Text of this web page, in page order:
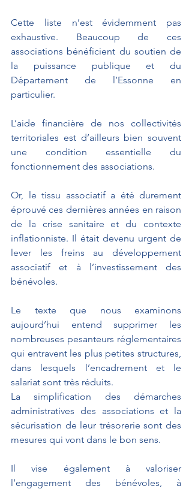
Cette liste n’est évidemment pas
exhaustive. Beaucoup de ces
associations bénéficient du soutien de
la puissance publique et du
Département de l’Essonne en
particulier.
L’aide financière de nos collectivités
territoriales est d’ailleurs bien souvent
une condition essentielle du
fonctionnement des associations.
Or, le tissu associatif a été durement
éprouvé ces dernières années en raison
de la crise sanitaire et du contexte
inflationniste. Il était devenu urgent de
lever les freins au développement
associatif et à l’investissement des
bénévoles.
Le texte que nous examinons
aujourd’hui entend supprimer les
nombreuses pesanteurs réglementaires
qui entravent les plus petites structures,
dans lesquels l’encadrement et le
salariat sont très réduits.
La simplification des démarches
administratives des associations et la
sécurisation de leur trésorerie sont des
mesures qui vont dans le bon sens.
Il vise également à valoriser
l’engagement des bénévoles, à